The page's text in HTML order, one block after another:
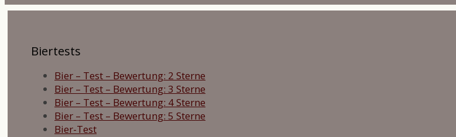
Biertests
Bier – Test – Bewertung: 2 Sterne
Bier – Test – Bewertung: 3 Sterne
Bier – Test – Bewertung: 4 Sterne
Bier – Test – Bewertung: 5 Sterne
Bier-Test